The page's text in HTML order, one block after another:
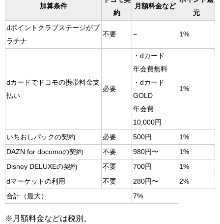
加算条件
約
月額料金など
元
dポイントクラブステージがプ
ラチナ
不要 – 1%
dカードでドコモの携帯料金支
払い
必要
・dカード
年会費無料
・dカード
GOLD
年会費
10,000円
1%
いちおしパックの契約 必要 500円
1%
DAZN for docomoの契約
不要 980円〜
1%
Disney DELUXEの契約
不要 700円
1%
dマーケットの利用
不要 280円〜
2%
合計（最大）
7%
※月額料金などは税別。